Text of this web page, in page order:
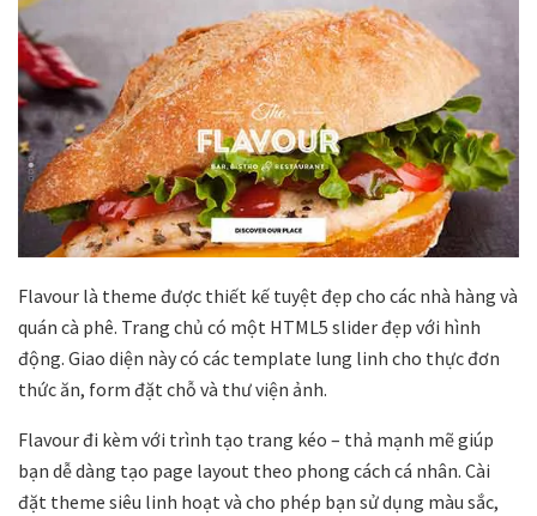
Flavour là theme được thiết kế tuyệt đẹp cho các nhà hàng và
quán cà phê. Trang chủ có một HTML5 slider đẹp với hình
động. Giao diện này có các template lung linh cho thực đơn
thức ăn, form đặt chỗ và thư viện ảnh.
Flavour đi kèm với trình tạo trang kéo – thả mạnh mẽ giúp
bạn dễ dàng tạo page layout theo phong cách cá nhân. Cài
đặt theme siêu linh hoạt và cho phép bạn sử dụng màu sắc,